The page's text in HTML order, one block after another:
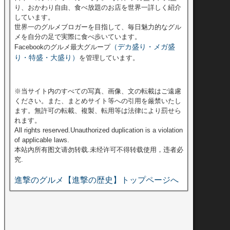
り、おかわり自由、食べ放題のお店を世界一詳しく紹介
しています。
世界一のグルメブロガーを目指して、毎日魅力的なグル
メを自分の足で実際に食べ歩いています。
Facebookのグルメ最大グループ（デカ盛り・メガ盛
り・特盛・大盛り） を管理しています。
※当サイト内のすべての写真、画像、文の転載はご遠慮
ください。また、まとめサイト等への引用を厳禁いたし
ます。無許可の転載、複製、転用等は法律により罰せら
れます。
All rights reserved.Unauthorized duplication is a violation
of applicable laws.
本站內所有图文请勿转载.未经许可不得转载使用，违者必
究.
進撃のグルメ【進撃の歴史】トップページへ